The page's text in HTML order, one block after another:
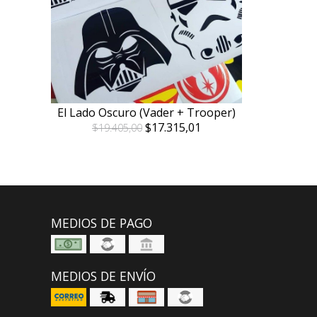
El Lado Oscuro (Vader + Trooper)
$19.405,00 $17.315,01
MEDIOS DE PAGO
MEDIOS DE ENVÍO